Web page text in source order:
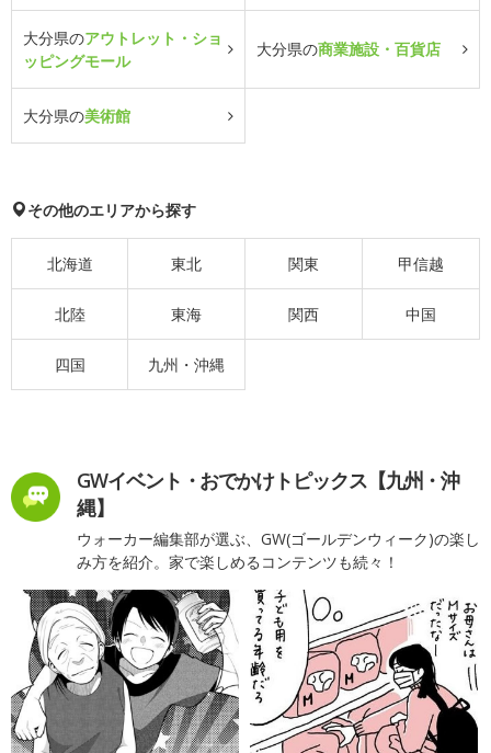
大分県のアウトレット・ショ
ッピングモール
大分県の商業施設・百貨店
大分県の美術館
その他のエリアから探す
北海道 東北 関東 甲信越
北陸 東海 関西 中国
四国 九州・沖縄
GWイベント・おでかけトピックス【九州・沖
縄】
ウォーカー編集部が選ぶ、GW(ゴールデンウィーク)の楽し
み方を紹介。家で楽しめるコンテンツも続々！